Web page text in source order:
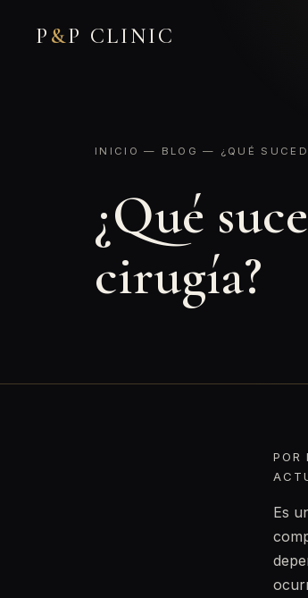
P &P CLINIC
INICIO — BLOG — ¿QUÉ
¿Qué
cirugía?
POR
Es